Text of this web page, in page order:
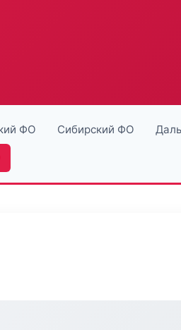
ФО Сибирский ФО